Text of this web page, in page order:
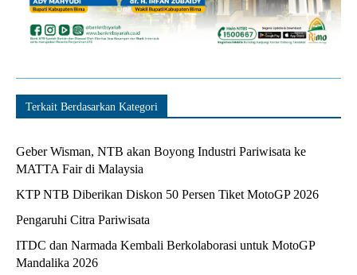
Terkait Berdasarkan Kategori
Geber Wisman, NTB akan Boyong Industri Pariwisata ke
MATTA Fair di Malaysia
KTP NTB Diberikan Diskon 50 Persen Tiket MotoGP 2026
Pengaruhi Citra Pariwisata
ITDC dan Narmada Kembali Berkolaborasi untuk MotoGP
Mandalika 2026